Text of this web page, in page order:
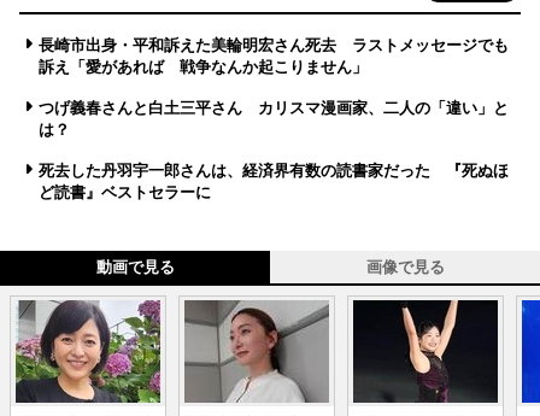
長崎市出身・平和訴えた美輪明宏さん死去 ラストメッセージでも
訴え「愛があれば 戦争なんか起こりません」
つげ義春さんと白土三平さん カリスマ漫画家、二人の「違い」と
は？
死去した丹羽宇一郎さんは、経済界有数の読書家だった 『死ぬほ
ど読書』ベストセラーに
動画で見る 画像で見る